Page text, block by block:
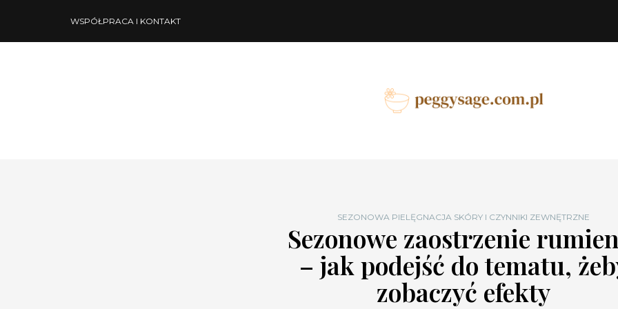
WSPÓŁPRACA I KONTAKT
SEZONOWA PIELĘGNACJA SKÓRY I CZYNNIKI ZEWNĘTRZNE
Sezonowe zaostrzenie
– jak podejść do tematu,
zobaczyć efekty